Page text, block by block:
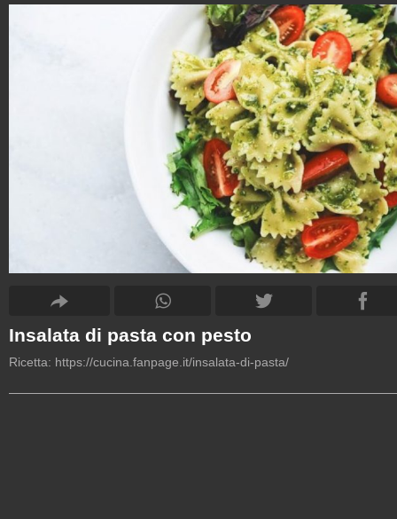
Insalata di pasta con pesto
Ricetta: https://cucina.fanpage.it/insalata-di-pasta/